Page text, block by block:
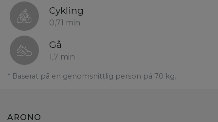
Cykling
0,71 min
Gå
1,7 min
* Baserat på en genomsnittlig person på 70 kg.
ARONO